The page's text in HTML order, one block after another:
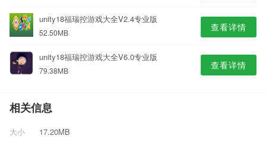
unity18福瑞控游戏大全V2.4专业版
52.50MB 查看详情
unity18福瑞控游戏大全V6.0专业版
79.38MB 查看详情
相关信息
大小
17.20MB